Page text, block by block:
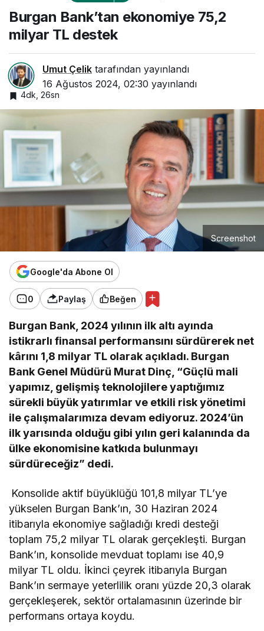
destek
Burgan Bank’tan ekonomiye 75,2
milyar TL destek
Umut Çelik tarafından yayınlandı
16 Ağustos 2024, 02:30 yayınlandı
4dk, 26sn
Screenshot
Google'da Abone Ol
0 Paylaş Beğen
Burgan Bank, 2024 yılının ilk altı ayında
istikrarlı finansal performansını sürdürerek net
kârını 1,8 milyar TL olarak açıkladı. Burgan
Bank Genel Müdürü Murat Dinç, “Güçlü mali
yapımız, gelişmiş teknolojilere yaptığımız
sürekli büyük yatırımlar ve etkili risk yönetimi
ile çalışmalarımıza devam ediyoruz. 2024’ün
ilk yarısında olduğu gibi yılın geri kalanında da
ülke ekonomisine katkıda bulunmayı
sürdüreceğiz” dedi.
Konsolide aktif büyüklüğü 101,8 milyar TL’ye
yükselen Burgan Bank’ın, 30 Haziran 2024
itibarıyla ekonomiye sağladığı kredi desteği
toplam 75,2 milyar TL olarak gerçekleşti. Burgan
Bank’ın, konsolide mevduat toplamı ise 40,9
milyar TL oldu. İkinci çeyrek itibarıyla Burgan
Bank’ın sermaye yeterlilik oranı yüzde 20,3 olarak
gerçekleşerek, sektör ortalamasının üzerinde bir
performans ortaya koydu.